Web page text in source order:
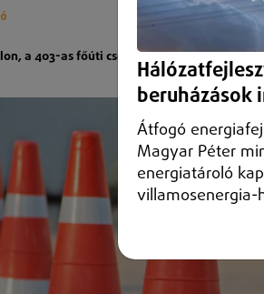
a 403-as főúti csomópontban lezárták a
beruházások
Átfogó
Magyar Péter
energiatároló
villamosenergia-